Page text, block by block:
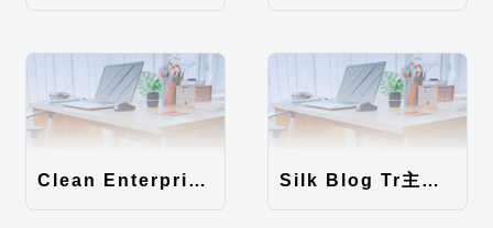
Clean Enterprise主题汉化包 Silk Blog Tr主题汉化包